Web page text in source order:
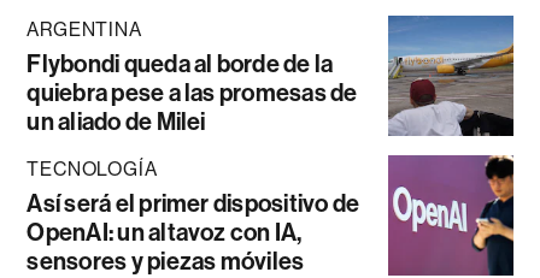
ARGENTINA
Flybondi queda al borde de la
quiebra pese a las promesas de
un aliado de Milei
TECNOLOGÍA
Así será el primer dispositivo de
OpenAI: un altavoz con IA,
sensores y piezas móviles